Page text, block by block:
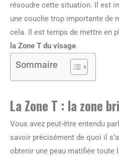
résoudre cette situation. Il est
une couche trop importante de
cela. Il est temps de mettre en
la Zone T du visage.
Sommaire
La Zone T : la zone
Vous avez peut-être entendu
savoir précisément de quoi il
obtenir une peau matifiée toute